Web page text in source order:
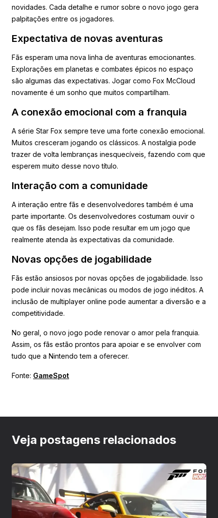
novidades. Cada detalhe e rumor sobre o novo jogo gera
palpitações entre os jogadores.
Expectativa de novas aventuras
Fãs esperam uma nova linha de aventuras emocionantes.
Explorações em planetas e combates épicos no espaço
são algumas das expectativas. Jogar como Fox McCloud
novamente é um sonho que muitos compartilham.
A conexão emocional com a franquia
A série Star Fox sempre teve uma forte conexão emocional.
Muitos cresceram jogando os clássicos. A nostalgia pode
trazer de volta lembranças inesquecíveis, fazendo com que
esperem muito desse novo título.
Interação com a comunidade
A interação entre fãs e desenvolvedores também é uma
parte importante. Os desenvolvedores costumam ouvir o
que os fãs desejam. Isso pode resultar em um jogo que
realmente atenda às expectativas da comunidade.
Novas opções de jogabilidade
Fãs estão ansiosos por novas opções de jogabilidade. Isso
pode incluir novas mecânicas ou modos de jogo inéditos. A
inclusão de multiplayer online pode aumentar a diversão e a
competitividade.
No geral, o novo jogo pode renovar o amor pela franquia.
Assim, os fãs estão prontos para apoiar e se envolver com
tudo que a Nintendo tem a oferecer.
Fonte: GameSpot
Veja postagens relacionados